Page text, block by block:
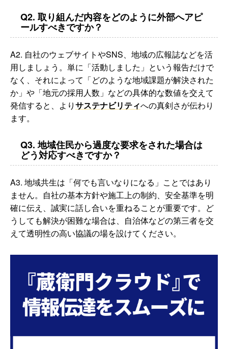
Q2. 取り組んだ内容をどのように外部へアピ
ールすべきですか？
A2. 自社のウェブサイトやSNS、地域の広報誌などを活
用しましょう。単に「活動しました」という報告だけで
なく、それによって「どのような地域課題が解決された
か」や「地元の採用人数」などの具体的な数値を交えて
発信すると、よりサステナビリティへの真剣さが伝わり
ます。
Q3. 地域住民から過度な要求をされた場合は
どう対応すべきですか？
A3. 地域共生は「何でも言いなりになる」ことではあり
ません。自社の基本方針や施工上の制約、安全基準を明
確に伝え、誠実に話し合いを重ねることが重要です。ど
うしても解決が困難な場合は、自治体などの第三者を交
えて透明性の高い協議の場を設けてください。